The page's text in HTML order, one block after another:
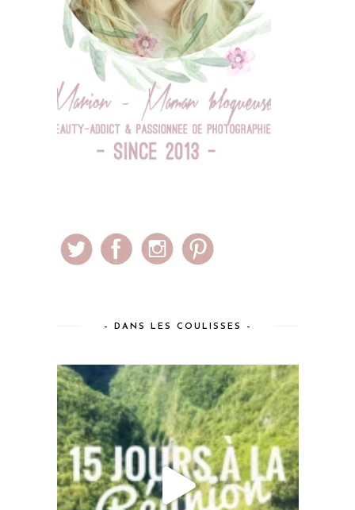
– DANS LES COULISSES –